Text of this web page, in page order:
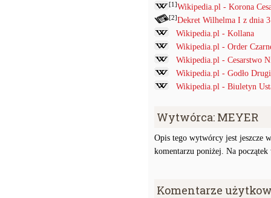
[1]Wikipedia.pl - Korona
[2]Dekret Wilhelma I z dnia
Wikipedia.pl - Kollana
Wikipedia.pl - Order
Wikipedia.pl - Cesarstwo
Wikipedia.pl - Godło
Wikipedia.pl - Biuletyn
Wytwórca: MEYER
Opis tego wytwórcy jest jeszcze
komentarzu poniżej. Na
Komentarze